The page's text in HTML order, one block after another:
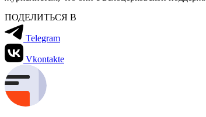
ПОДЕЛИТЬСЯ В
Telegram
Vkontakte